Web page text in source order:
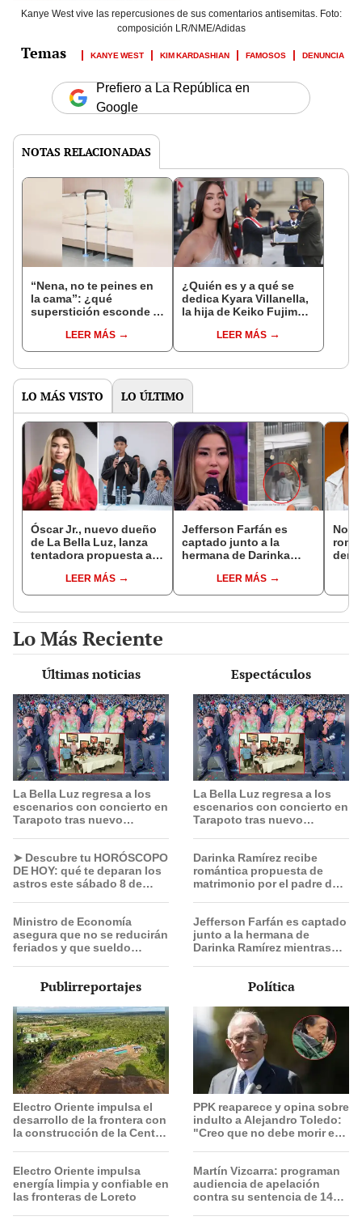
Kanye West vive las repercusiones de sus comentarios antisemitas. Foto:
composición LR/NME/Adidas
KANYE WEST KIM KARDASHIAN FAMOSOS DENUNCIA
Prefiero a La República en
Google
NOTAS RELACIONADAS
“Nena, no te peines en
la cama”: ¿qué
superstición esconde la
Enanitos Verdes?
LEER MÁS
¿Quién es y a qué se
dedica Kyara Villanella,
la hija de Keiko Fujimori
nivel nacional?
LEER MÁS
LO MÁS VISTO LO ÚLTIMO
Óscar Jr., nuevo dueño
de La Bella Luz, lanza
tentadora propuesta a
denuncia por
tocamientos: “Va a
LEER MÁS
Jefferson Farfán es
captado junto a la
hermana de Darinka
Kanashiro trabajaba: “Él
tiene sus…”
LEER MÁS
Lo Más Reciente
Últimas noticias
La Bella Luz regresa a los
escenarios con concierto en
Tarapoto tras nuevo
➤ Descubre tu HORÓSCOPO
DE HOY: qué te deparan los
astros este sábado 8 de
Ministro de Economía
asegura que no se reducirán
feriados y que sueldo
Espectáculos
La Bella Luz regresa a los
escenarios con concierto en
Tarapoto tras nuevo
Darinka Ramírez recibe
romántica propuesta de
matrimonio por el padre de
felicidad"
Jefferson Farfán es captado
junto a la hermana de
Darinka Ramírez mientras
Publirreportajes
Electro Oriente impulsa el
desarrollo de la frontera con
la construcción de la Central
Electro Oriente impulsa
energía limpia y confiable en
las fronteras de Loreto
Política
PPK reaparece y opina sobre
indulto a Alejandro Toledo:
"Creo que no debe morir en
Martín Vizcarra: programan
audiencia de apelación
contra su sentencia de 14